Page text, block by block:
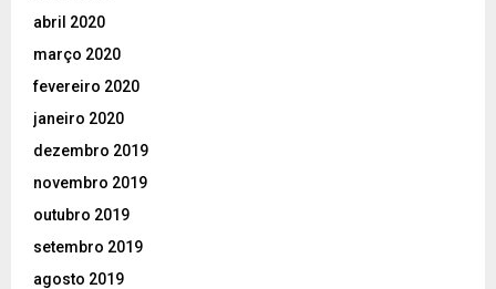
abril 2020
março 2020
fevereiro 2020
janeiro 2020
dezembro 2019
novembro 2019
outubro 2019
setembro 2019
agosto 2019